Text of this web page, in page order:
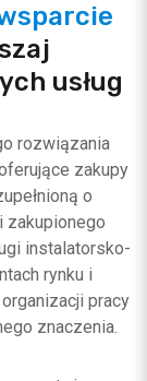
usług
rozwiązania
zakupy
o
zakupionego
instalatorsko-
rynku i
pracy
znaczenia.